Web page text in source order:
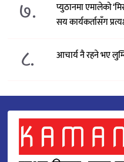
७.
प्युठानमा एमालेको
सय कार्यकर्तासँग
८. आचार्य नै रहने भए